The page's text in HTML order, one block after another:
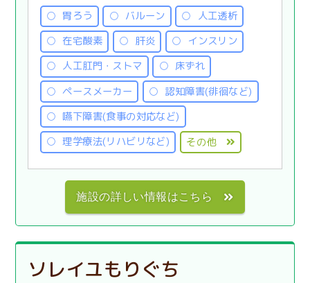
胃ろう バルーン
人工透析
在宅酸素
肝炎
インスリン
人工肛門・ストマ
床ずれ
ペースメーカー
認知障害(徘徊など)
嚥下障害(食事の対応など)
理学療法(リハビリなど)
その他
施設の詳しい情報はこちら
ソレイユもりぐち